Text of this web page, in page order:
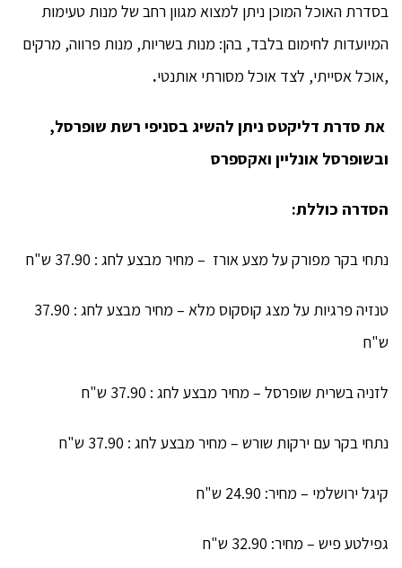
בסדרת האוכל המוכן ניתן למצוא מגוון רחב של מנות טעימות
המיועדות לחימום בלבד, בהן: מנות בשריות, מנות פרווה, מרקים
,אוכל אסייתי, לצד אוכל מסורתי אותנטי.
את סדרת דליקטס ניתן להשיג בסניפי רשת שופרסל,
ובשופרסל אונליין ואקספרס
הסדרה כוללת:
נתחי בקר מפורק על מצע אורז – מחיר מבצע לחג : 37.90 ש"ח
טנזיה פרגיות על מצג קוסקוס מלא – מחיר מבצע לחג : 37.90
ש"ח
לזניה בשרית שופרסל – מחיר מבצע לחג : 37.90 ש"ח
נתחי בקר עם ירקות שורש – מחיר מבצע לחג : 37.90 ש"ח
קיגל ירושלמי – מחיר: 24.90 ש"ח
גפילטע פיש – מחיר: 32.90 ש"ח